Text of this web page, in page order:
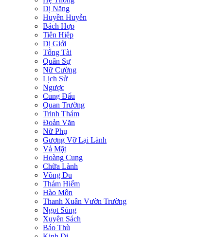
Dị Năng
Huyền Huyễn
Bách Hợp
Tiên Hiệp
Dị Giới
Tổng Tài
Quân Sự
Nữ Cường
Lịch Sử
Ngược
Cung Đấu
Quan Trường
Trinh Thám
Đoản Văn
Nữ Phụ
Gương Vỡ Lại Lành
Vả Mặt
Hoàng Cung
Chữa Lành
Võng Du
Thám Hiểm
Hào Môn
Thanh Xuân Vườn Trường
Ngọt Sủng
Xuyên Sách
Báo Thù